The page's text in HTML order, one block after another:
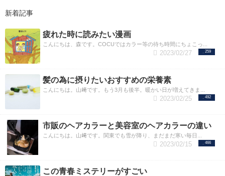
新着記事
疲れた時に読みたい漫画
こんにちは、森です。COCUではカラー等の待ち時間にちょこっ...
259
2023/02/27
髪の為に摂りたいおすすめの栄養素
こんにちは。山﨑です。もう3月も後半。暖かい日が増えてきま...
492
2023/02/25
市販のヘアカラーと美容室のヘアカラーの違い
こんにちは。山﨑です。関東でも雪が降り、まだまだ寒い毎日...
466
2023/02/15
この青春ミステリーがすごい